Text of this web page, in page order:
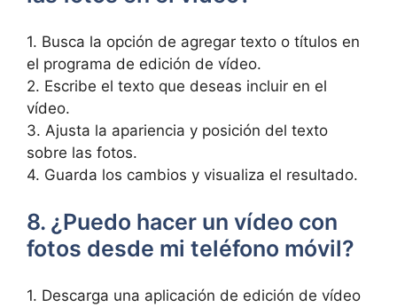
1. Busca la opción de agregar texto‍ o títulos en
el programa de ‍edición de vídeo.
2. Escribe el texto que⁤ deseas ​incluir ‍en el
vídeo.
3. Ajusta la‍ apariencia y posición del ‌texto⁣
sobre las fotos.
4.⁣ Guarda los cambios y visualiza el‍ resultado.
8. ¿Puedo ⁤hacer un vídeo ⁤con
⁢fotos ⁤desde mi teléfono móvil?
1. Descarga una aplicación de edición de ​vídeo